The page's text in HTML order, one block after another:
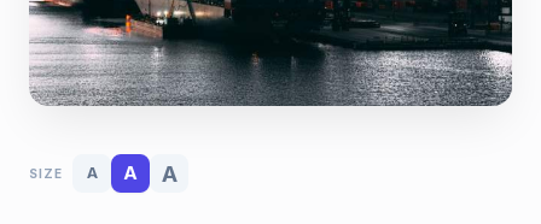
SIZE A A A